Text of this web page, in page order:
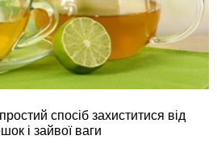
спосіб захиститися від
і зайвої ваги